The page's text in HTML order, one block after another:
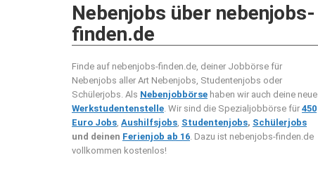
Nebenjobs über nebenjobs-
finden.de
Finde auf nebenjobs-finden.de, deiner Jobbörse für
Nebenjobs aller Art Nebenjobs, Studentenjobs oder
Schülerjobs. Als Nebenjobbörse haben wir auch deine neue
Werkstudentenstelle . Wir sind die Spezialjobbörse für 450
Euro Jobs Aushilfsjobs Studentenjobs, Schülerjobs
und deinen Ferienjob ab 16 . Dazu ist nebenjobs-finden.de
vollkommen kostenlos!